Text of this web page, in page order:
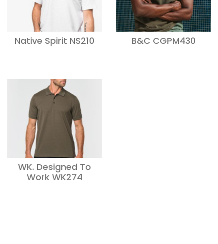
Native Spirit NS210 B&C CGPM430
WK. Designed To
Work WK274